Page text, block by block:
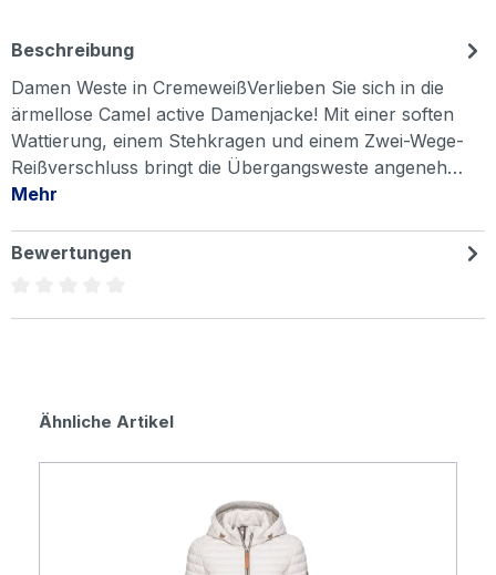
Beschreibung
Damen Weste in CremeweißVerlieben Sie sich in die
ärmellose Camel active Damenjacke! Mit einer soften
Wattierung, einem Stehkragen und einem Zwei-Wege-
Reißverschluss bringt die Übergangsweste angeneh…
Mehr
Bewertungen
Produktgalerie überspringen
Ähnliche Artikel